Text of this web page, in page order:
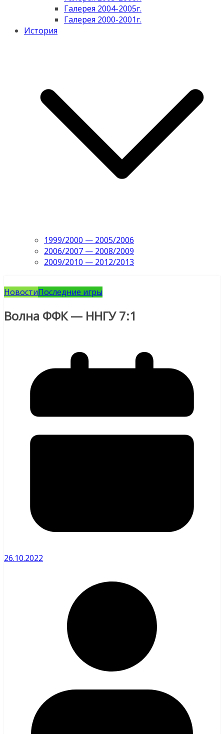
Галерея 2004-2005г.
Галерея 2000-2001г.
История
1999/2000 — 2005/2006
2006/2007 — 2008/2009
2009/2010 — 2012/2013
НовостиПоследние игры
Волна ФФК — ННГУ 7:1
26.10.2022